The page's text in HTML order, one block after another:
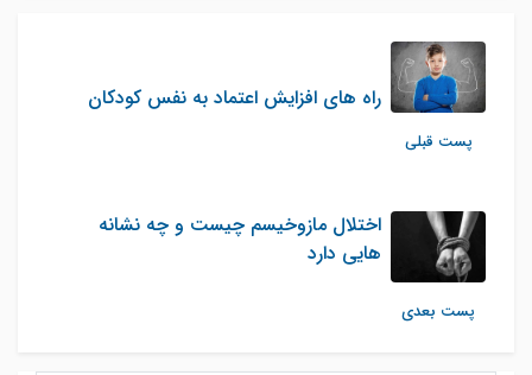
پست قبلی
راه های افزایش اعتماد به نفس کودکان
پست بعدی
اختلال مازوخیسم چیست و چه نشانه
هایی دارد